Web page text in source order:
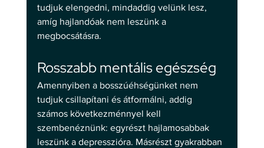
tudjuk elengedni, mindaddig velünk lesz,
amíg hajlandóak nem leszünk a
megbocsátásra.
Rosszabb mentális egészség
Amennyiben a bosszúéhségünket nem
tudjuk csillapítani és átformálni, addig
számos következménnyel kell
szembenéznünk: egyrészt hajlamosabbak
leszünk a depresszióra. Másrészt gyakrabban